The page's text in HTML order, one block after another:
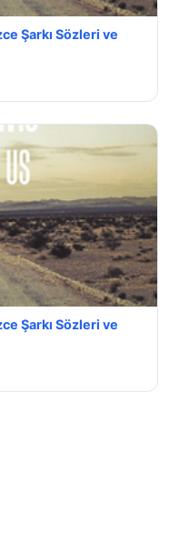
Şarkı Sözleri ve
Şarkı Sözleri ve